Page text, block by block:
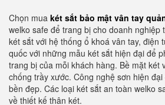
Chọn mua két sắt bảo mật vân tay
welko safe để trang bị cho doanh nghiệp
két sắt với hệ thống ổ khoá vân tay, điện
quốc với những mẫu két sắt hiện đại để
trang bị của mỗi khách hàng. Bề mặt két
chống trầy xước. Công nghệ sơn hiện
bền đẹp. Các loại két sắt an toàn welko
về thiết kế thân két.